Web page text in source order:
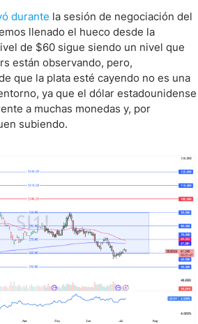
durante la sesión de negociación del
llenado el hueco desde la
de $60 sigue siendo un nivel que
están observando, pero,
que la plata esté cayendo no es una
ya que el dólar estadounidense
a muchas monedas y, por
subiendo.